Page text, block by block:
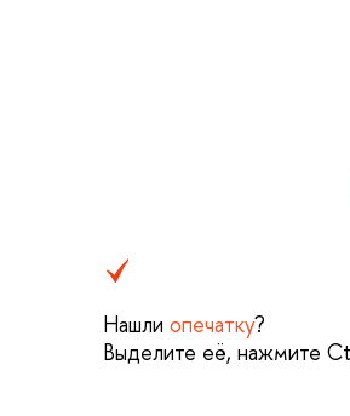
Нашли опечатку?
Выделите её, нажмите